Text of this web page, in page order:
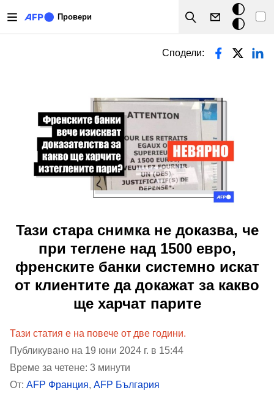
Провери
Search
Тъмен
режим
Primary tabs
Сподели:
Taзи стара снимка не доказва, че
при теглене над 1500 евро,
френските банки системно искат
от клиентите да докажат за какво
ще харчат парите
Тази статия е на повече от две години.
Публикувано на 19 юни 2024 г. в 15:44
Време за четене: 3 минути
От: AFP Франция, AFP България